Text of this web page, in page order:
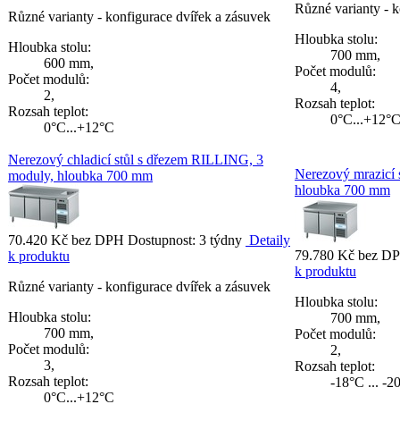
Různé varianty - konfigurace dvířek a zásuvek
Hloubka stolu:
600 mm,
Počet modulů:
2,
Rozsah teplot:
0°C...+12°C
Různé varianty -
Hloubka stolu:
700 mm,
Počet modulů:
4,
Rozsah teplot:
0°C...+12°C
Nerezový chladicí stůl s dřezem RILLING, 3
moduly, hloubka 700 mm
70.420 Kč bez DPH Dostupnost: 3 týdny Detaily
k produktu
Různé varianty - konfigurace dvířek a zásuvek
Hloubka stolu:
700 mm,
Počet modulů:
3,
Rozsah teplot:
0°C...+12°C
Nerezový
hloubka 700 mm
79.780 Kč bez
k produktu
Hloubka stolu:
700 mm,
Počet modulů:
2,
Rozsah teplot:
-18°C ... -